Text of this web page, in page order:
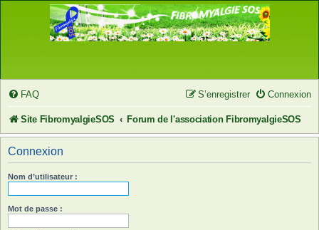
FAQ Connexion
S’enregistrer
Site FibromyalgieSOS Forum de l'association FibromyalgieSOS
Connexion
Nom d’utilisateur :
Mot de passe :